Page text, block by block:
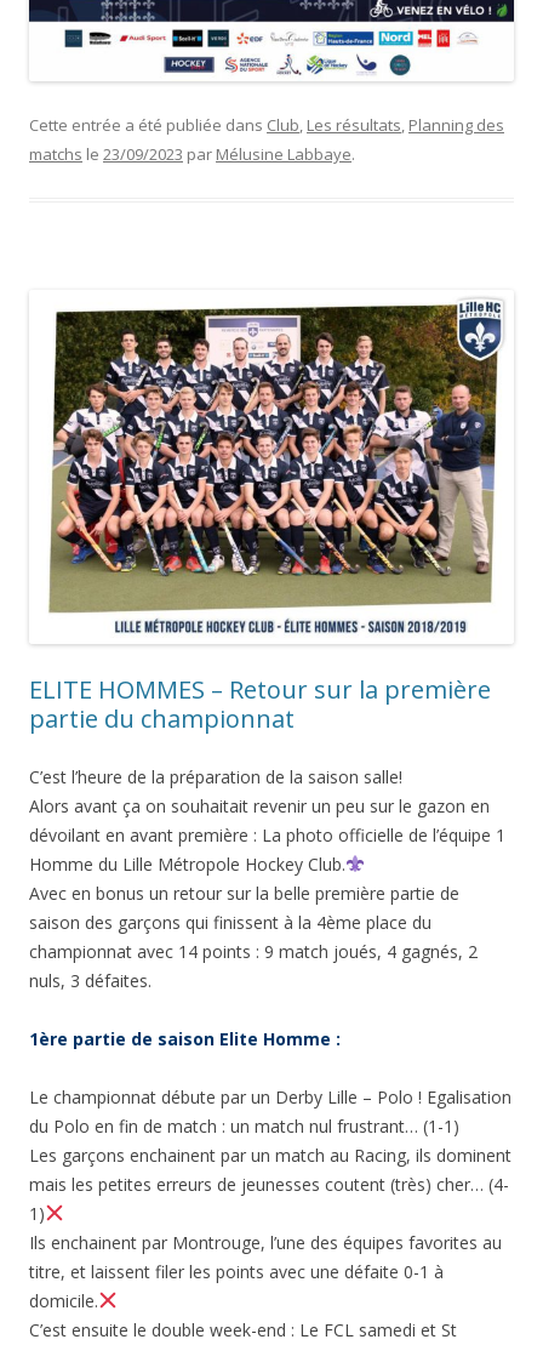
Cette entrée a été publiée dans Club Les résultats Planning des
matchs le 23/09/2023 par Mélusine Labbaye.
ELITE HOMMES – Retour sur la première
partie du championnat
C’est l’heure de la préparation de la saison salle!
Alors avant ça on souhaitait revenir un peu sur le gazon en
dévoilant en avant première : La photo officielle de l’équipe 1
Homme du Lille Métropole Hockey Club.
Avec en bonus un retour sur la belle première partie de
saison des garçons qui finissent à la 4ème place du
championnat avec 14 points : 9 match joués, 4 gagnés, 2
nuls, 3 défaites.
1ère partie de saison Elite Homme :
Le championnat débute par un Derby Lille – Polo ! Egalisation
du Polo en fin de match : un match nul frustrant… (1-1)
Les garçons enchainent par un match au Racing, ils dominent
mais les petites erreurs de jeunesses coutent (très) cher… (4-
1)
Ils enchainent par Montrouge, l’une des équipes favorites au
titre, et laissent filer les points avec une défaite 0-1 à
domicile.
C’est ensuite le double week-end : Le FCL samedi et St